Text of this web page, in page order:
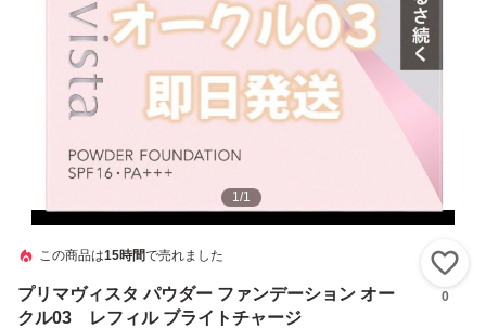
1/1
この商品は15時間で売れました
プリマヴィスタ パウダー ファンデーション オー
クル03 レフィル ブライトチャージ
0